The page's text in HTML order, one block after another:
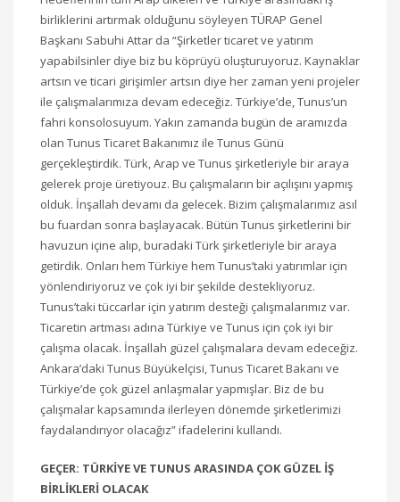
birliklerini artırmak olduğunu söyleyen TÜRAP Genel
Başkanı Sabuhi Attar da “Şirketler ticaret ve yatırım
yapabilsinler diye biz bu köprüyü oluşturuyoruz. Kaynaklar
artsın ve ticari girişimler artsın diye her zaman yeni projeler
ile çalışmalarımıza devam edeceğiz. Türkiye’de, Tunus’un
fahri konsolosuyum. Yakın zamanda bugün de aramızda
olan Tunus Ticaret Bakanımız ile Tunus Günü
gerçekleştirdik. Türk, Arap ve Tunus şirketleriyle bir araya
gelerek proje üretiyouz. Bu çalışmaların bir açılışını yapmış
olduk. İnşallah devamı da gelecek. Bizim çalışmalarımız asıl
bu fuardan sonra başlayacak. Bütün Tunus şirketlerini bir
havuzun içine alıp, buradaki Türk şirketleriyle bir araya
getirdik. Onları hem Türkiye hem Tunus’taki yatırımlar için
yönlendiriyoruz ve çok iyi bir şekilde destekliyoruz.
Tunus’taki tüccarlar için yatırım desteği çalışmalarımız var.
Ticaretin artması adına Türkiye ve Tunus için çok iyi bir
çalışma olacak. İnşallah güzel çalışmalara devam edeceğiz.
Ankara’daki Tunus Büyükelçisi, Tunus Ticaret Bakanı ve
Türkiye’de çok güzel anlaşmalar yapmışlar. Biz de bu
çalışmalar kapsamında ilerleyen dönemde şirketlerimizi
faydalandırıyor olacağız” ifadelerini kullandı.
GEÇER: TÜRKİYE VE TUNUS ARASINDA ÇOK GÜZEL İŞ
BİRLİKLERİ OLACAK